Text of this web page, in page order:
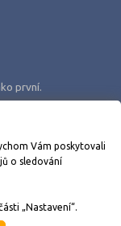
první.
vytvořilo
Vám poskytovali
o sledování
„Nastavení“.